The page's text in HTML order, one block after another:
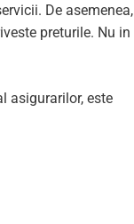
De asemenea,
preturile. Nu in
asigurarilor, este